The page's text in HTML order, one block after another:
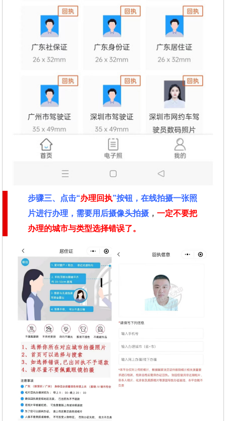
步骤三、点击“办理回执”按钮，在线拍摄一张照
片进行办理，需要用后摄像头拍摄 ，一定不要把
办理的城市与类型选择错误了。